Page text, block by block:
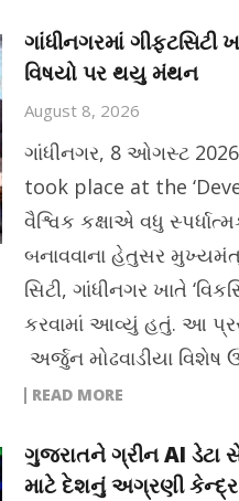
ગાંધીનગરમાં ગીફ્ટસિટી
વિષયો પર થયુ મંથન
August 8, 2026
ગાંધીનગર, 8 ઓગસ્ટ
took place at the
વૈશ્વિક કક્ષાએ વધુ
બનાવવાના હેતુસર
સિટી, ગાંધીનગર ખાતે
કરવામાં આવ્યું હતું. આ
અર્જુન મોઢવાડીયા વિશેષ
READ MORE
ગુજરાતને ગ્રીન AI ડેટા
માટે દેશનું અગ્રણી